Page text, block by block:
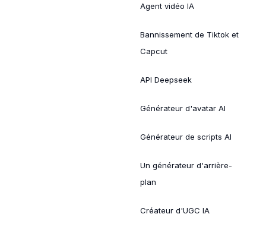
Agent vidéo IA
Bannissement de Tiktok et
Capcut
API Deepseek
Générateur d'avatar AI
Générateur de scripts AI
Un générateur d'arrière-
plan
Créateur d'UGC IA